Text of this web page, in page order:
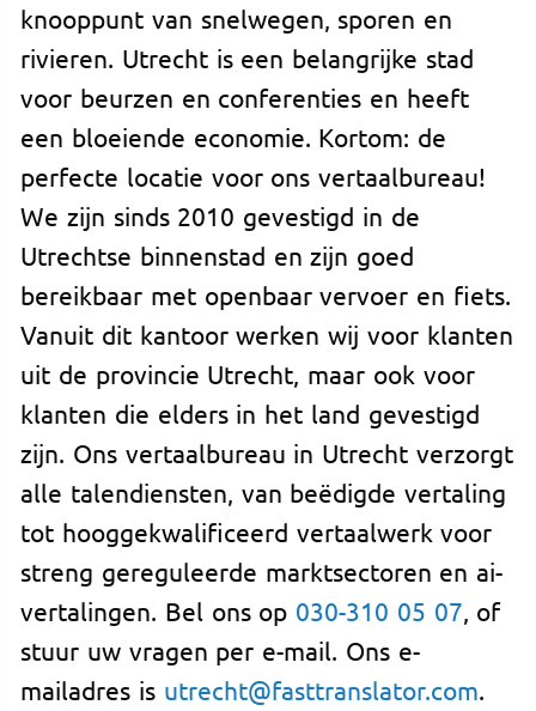
knooppunt van snelwegen, sporen en
rivieren. Utrecht is een belangrijke stad
voor beurzen en conferenties en heeft
een bloeiende economie. Kortom: de
perfecte locatie voor ons vertaalbureau!
We zijn sinds 2010 gevestigd in de
Utrechtse binnenstad en zijn goed
bereikbaar met openbaar vervoer en fiets.
Vanuit dit kantoor werken wij voor klanten
uit de provincie Utrecht, maar ook voor
klanten die elders in het land gevestigd
zijn. Ons vertaalbureau in Utrecht verzorgt
alle talendiensten, van beëdigde vertaling
tot hooggekwalificeerd vertaalwerk voor
streng gereguleerde marktsectoren en ai-
vertalingen. Bel ons op 030-310 05 07 , of
stuur uw vragen per e-mail. Ons e-
mailadres is utrecht@fasttranslator.com.